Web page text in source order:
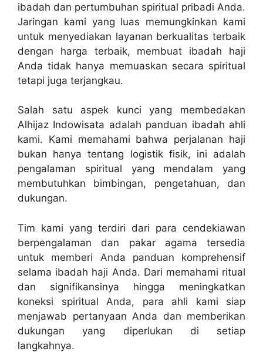
ibadah dan pertumbuhan spiritual pribadi Anda.
Jaringan kami yang luas memungkinkan kami
untuk menyediakan layanan berkualitas terbaik
dengan harga terbaik, membuat ibadah haji
Anda tidak hanya memuaskan secara spiritual
tetapi juga terjangkau.
Salah satu aspek kunci yang membedakan
Alhijaz Indowisata adalah panduan ibadah ahli
kami. Kami memahami bahwa perjalanan haji
bukan hanya tentang logistik fisik, ini adalah
pengalaman spiritual yang mendalam yang
membutuhkan bimbingan, pengetahuan, dan
dukungan.
Tim kami yang terdiri dari para cendekiawan
berpengalaman dan pakar agama tersedia
untuk memberi Anda panduan komprehensif
selama ibadah haji Anda. Dari memahami ritual
dan signifikansinya hingga meningkatkan
koneksi spiritual Anda, para ahli kami siap
menjawab pertanyaan Anda dan memberikan
dukungan yang diperlukan di setiap
langkahnya.